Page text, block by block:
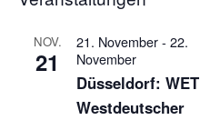
NOV.
21
21. November- 22.
November
Düsseldorf: WET
Westdeutscher